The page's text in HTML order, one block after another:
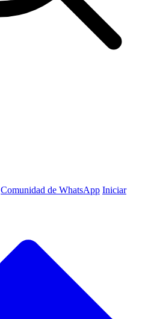
Comunidad de WhatsApp Iniciar